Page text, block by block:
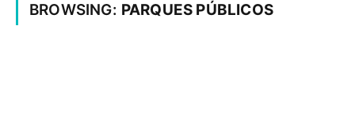
BROWSING: PARQUES PÚBLICOS